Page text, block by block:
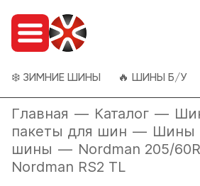
❄️ ЗИМНИЕ ШИНЫ 🔥 ШИНЫ Б/У
Главная — Каталог —
пакеты для шин — Шины
шины — Nordman 205/
Nordman RS2 TL